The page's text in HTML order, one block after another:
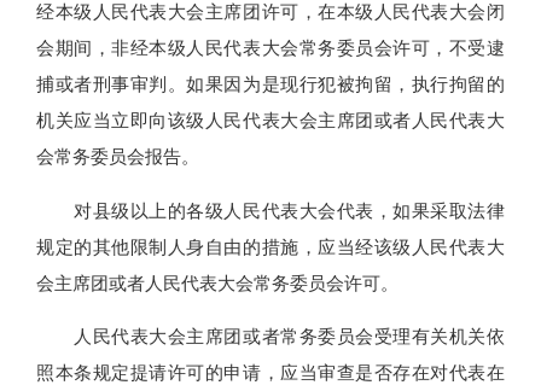
经本级人民代表大会主席团许可，在本级人民代表大会闭
会期间，非经本级人民代表大会常务委员会许可，不受逮
捕或者刑事审判。如果因为是现行犯被拘留，执行拘留的
机关应当立即向该级人民代表大会主席团或者人民代表大
会常务委员会报告。
对县级以上的各级人民代表大会代表，如果采取法律
规定的其他限制人身自由的措施，应当经该级人民代表大
会主席团或者人民代表大会常务委员会许可。
人民代表大会主席团或者常务委员会受理有关机关依
照本条规定提请许可的申请，应当审查是否存在对代表在